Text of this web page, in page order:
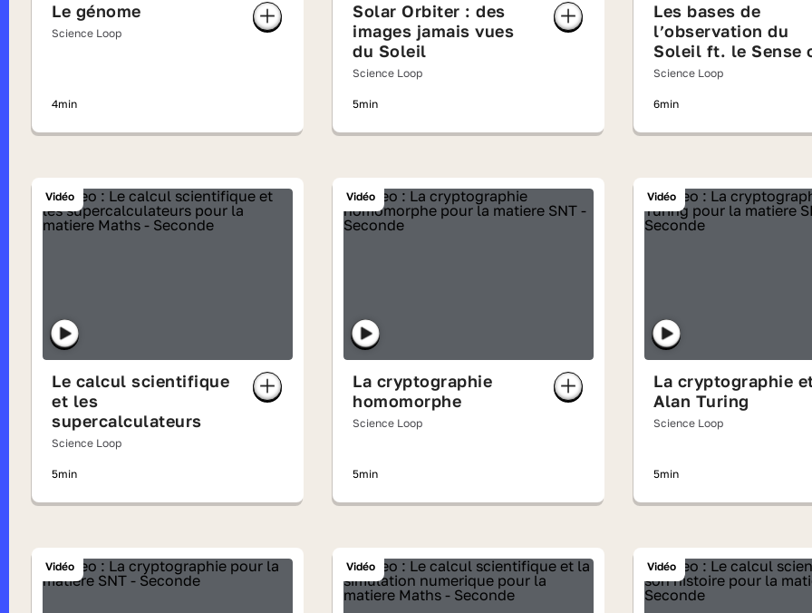
Le génome
Science Loop
4min
Solar Orbiter : des
images jamais vues
du Soleil
Science Loop
5min
Les bases de
l’observation du
Soleil ft. le Sense
Wonder
Science Loop
6min
Vidéo
Le calcul scientifique
et les
supercalculateurs
Science Loop
5min
Vidéo
La cryptographie
homomorphe
Science Loop
5min
Vidéo
La cryptographie
Alan Turing
Science Loop
5min
Vidéo Vidéo Vidéo